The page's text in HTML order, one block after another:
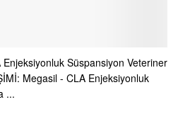
Süspansiyon Veteriner
Megasil - CLA Enjeksiyonluk
...